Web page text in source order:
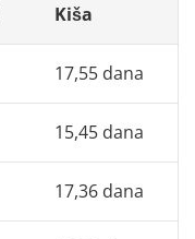
Kiša
17,55 dana
15,45 dana
17,36 dana